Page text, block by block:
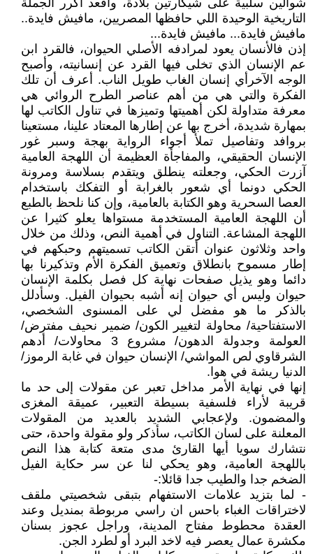
شوالين سلبية على شيكارتين بلادة، واقعد اكرر الجملة
التاريخية الوحيدة اللي حافظها المصريين، مافيش فايدة..
مافيش فايدة... مافيش فايدة...
إذن فالأنسان يعود لمرادفه الأصلي الحيوان، فالقرد ابن
عم الإنسان الذي تخلى فيها القرد عن إنسانيته، وأصبح
الوجه الآخرأي إنسان الغاب طويل الناب. أعرف أن تلك
الفكرة والتي هي من أهم عناصر الطرح الروائي هي
معرفة متداولة لكن أهميتها وتميزها في تناول الكاتب لها
بمهارة شديدة، أخرج بها عن إطارها المعتاد علينا، مستعينا
بروافد وتفاصيل تملأ أجواء الرواية بهجة وسبر غور
الإنسان الحقيقي، والمفاجأة العظيمة أن اللهجة العامية
آزرت الحكي، وجعلته ينطلق ويتقدم بسلاسة ومرونة
الحكي دونما أي شعور بالغرابة أو التفكك باستخدام
العصا السحرية وهو الكتابة بالعامية، وإن كنا نلحظ بالطبع
أن اللهجة العامية المستخدمة مستواها يعلو كثيرا عن
اللهجة المشاعة. التناول في أهمية النص، وذلك من خلال
واحد وثلاثون عنوان أتقن الكاتب تسميتهم وحبكهم في
إطار مسموح بانطلاق وتعميق الفكرة الأم وتذكيرنا بها
دائما وهو يذيل صفحات نهاية كل فصل بكلمة الإنسان
حيوان وليس أي حيوان إنه أشبه بحيوان الفيل. وسأدلل
بالذكر ما هو مفضل لي على المسنوى الشخصي،
الاستفتاحية/ محاولة لتغيير الكون/ ضمير نحيف مفترض/
العولمة وجدولة الدهون/ مشروع 3 محاولات/ أدهم
الشرقاوي لص المواشي/ الإنسان حيوان في غابة الرموز/
الدنيا ريشة في هوا.
إنها في نهاية الأمر مداخل تعبر عن مقولات إلى حد ما
قريبة لأراء فلسفية بسيطة التعبير، عميقة المغزى
والمضمون. ولإعجابي الشديد بالعديد من المقولات
المعلنة على لسان الكاتب، سأذكر ولو مقولة واحدة، حتى
نتشارك سويا أيها القارئ مدى متعة كتابة هذا النص
باللهجة العامية، وهو يحكي لنا عن سر حكاية الفيل
الضخم جدا والطيب جدا قائلا:-
- لما بتزيد علامات الاستفهام بتبقى شخصيتي ملقف
لاختراقات الغباء باحس ان راسي مربوطة بمنديل وعند
العقدة محطوط مفتاح المدينة، وراجل عجوز بسنان
مكشرة عمال يعصر فيه لاخد البرد أو لطرد الجن.